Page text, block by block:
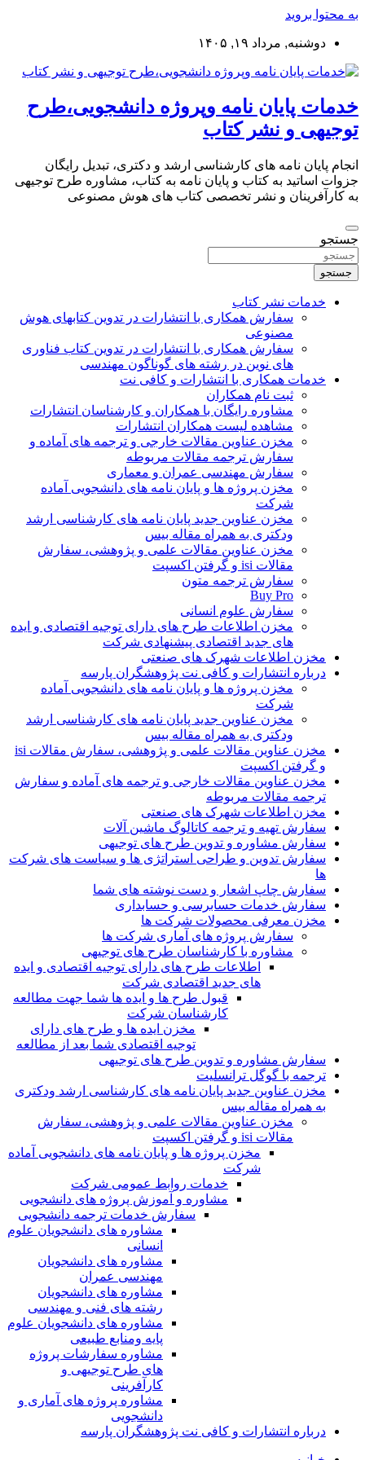
به محتوا بروید
دوشنبه, مرداد ۱۹, ۱۴۰۵
خدمات پایان نامه وپروژه دانشجویی،طرح
توجیهی و نشر کتاب
انجام پایان نامه های کارشناسی ارشد و دکتری، تبدیل رایگان
جزوات اساتید به کتاب و پایان نامه به کتاب، مشاوره طرح توجیهی
به کارآفرینان و نشر تخصصی کتاب های هوش مصنوعی
جستجو
جستجو
خدمات نشر کتاب
سفارش همکاری با انتشارات در تدوین کتابهای هوش
مصنوعی
سفارش همکاری با انتشارات در تدوین کتاب فناوری
های نوین در رشته های گوناگون مهندسی
خدمات همکاری با انتشارات و کافی نت
ثبت نام همکاران
مشاوره رایگان با همکاران و کارشناسان انتشارات
مشاهده لیست همکاران انتشارات
مخزن عناوین مقالات خارجی و ترجمه های آماده و
سفارش ترجمه مقالات مربوطه
سفارش مهندسی عمران و معماری
مخزن پروژه ها و پایان نامه های دانشجویی آماده
شرکت
مخزن عناوین جدید پایان نامه های کارشناسی ارشد
ودکتری به همراه مقاله بیس
مخزن عناوین مقالات علمی و پژوهشی، سفارش
مقالات isi و گرفتن اکسپت
سفارش ترجمه متون
Buy Pro
سفارش علوم انسانی
مخزن اطلاعات طرح های دارای توجیه اقتصادی و ایده
های جدید اقتصادی پیشنهادی شرکت
مخزن اطلاعات شهرک های صنعتی
درباره انتشارات و کافی نت پژوهشگران پارسه
مخزن پروژه ها و پایان نامه های دانشجویی آماده
شرکت
مخزن عناوین جدید پایان نامه های کارشناسی ارشد
ودکتری به همراه مقاله بیس
مخزن عناوین مقالات علمی و پژوهشی، سفارش مقالات isi
و گرفتن اکسپت
مخزن عناوین مقالات خارجی و ترجمه های آماده و سفارش
ترجمه مقالات مربوطه
مخزن اطلاعات شهرک های صنعتی
سفارش تهیه و ترجمه کاتالوگ ماشین آلات
سفارش مشاوره و تدوین طرح های توجیهی
سفارش تدوین و طراحی استراتژی ها و سیاست های شرکت
ها
سفارش چاپ اشعار و دست نوشته های شما
سفارش خدمات حسابرسی و حسابداری
مخزن معرفی محصولات شرکت ها
سفارش پروژه های آماری شرکت ها
مشاوره با کارشناسان طرح های توجیهی
اطلاعات طرح های دارای توجیه اقتصادی و ایده
های جدید اقتصادی شرکت
قبول طرح ها و ایده ها شما جهت مطالعه
کارشناسان شرکت
مخزن ایده ها و طرح های دارای
توجیه اقتصادی شما بعد از مطالعه
سفارش مشاوره و تدوین طرح های توجیهی
ترجمه با گوگل ترانسلیت
مخزن عناوین جدید پایان نامه های کارشناسی ارشد ودکتری
به همراه مقاله بیس
مخزن عناوین مقالات علمی و پژوهشی، سفارش
مقالات isi و گرفتن اکسپت
مخزن پروژه ها و پایان نامه های دانشجویی آماده
شرکت
خدمات روابط عمومی شرکت
مشاوره و آموزش پروژه های دانشجویی
سفارش خدمات ترجمه دانشجویی
مشاوره های دانشجویان علوم
انسانی
مشاوره های دانشجویان
مهندسی عمران
مشاوره های دانشجویان
رشته های فنی و مهندسی
مشاوره های دانشجویان علوم
پایه ومنابع طبیعی
مشاوره سفارشات پروژه
های طرح توجیهی و
کارآفرینی
مشاوره پروژه های آماری و
دانشجویی
درباره انتشارات و کافی نت پژوهشگران پارسه